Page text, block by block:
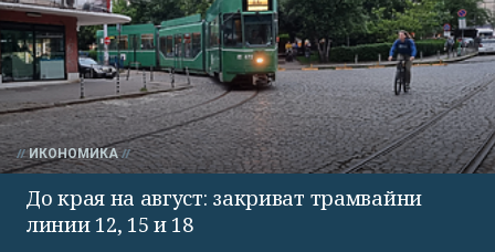
ИКОНОМИКА
До края на август: закриват трамвайни
линии 12, 15 и 18